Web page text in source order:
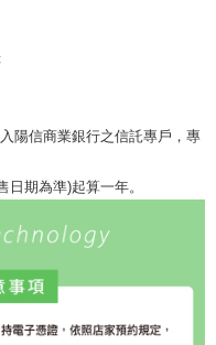
陽信商業銀行之信託專戶，專
期為準)起算一年。